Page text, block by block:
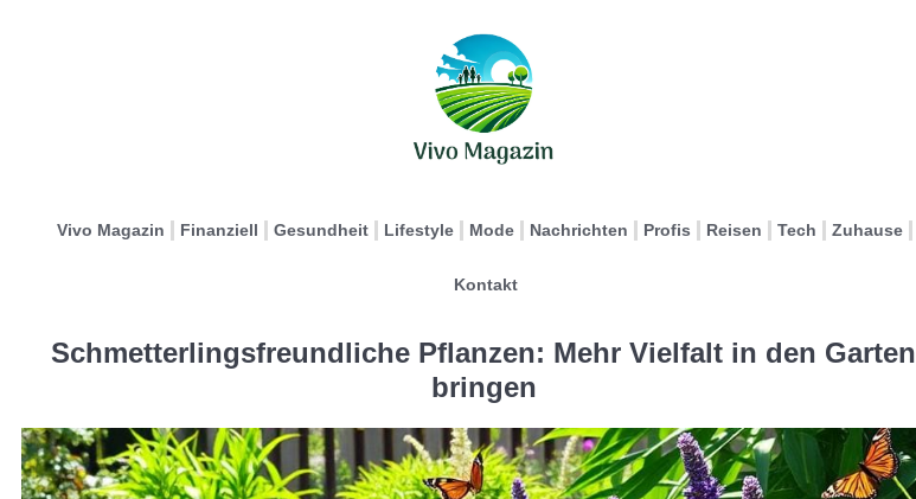
Vivo Magazin Finanziell Gesundheit Lifestyle Mode Nachrichten Profis Reisen Tech Zuhause
Kontakt
Schmetterlingsfreundliche Pflanzen: Mehr Vielfalt in den Garten
bringen